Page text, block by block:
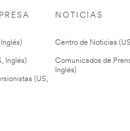
Inglés)
(US,
NOTICIAS
Centro de Noticias
Comunicados de
Inglés)